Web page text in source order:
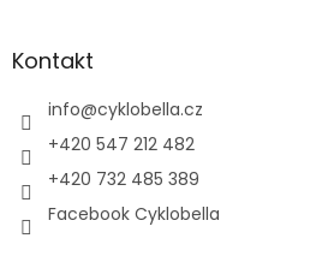
aKontakt
info@cyklobella.cz
+420 547 212 482
+420 732 485 389
Facebook Cyklobella